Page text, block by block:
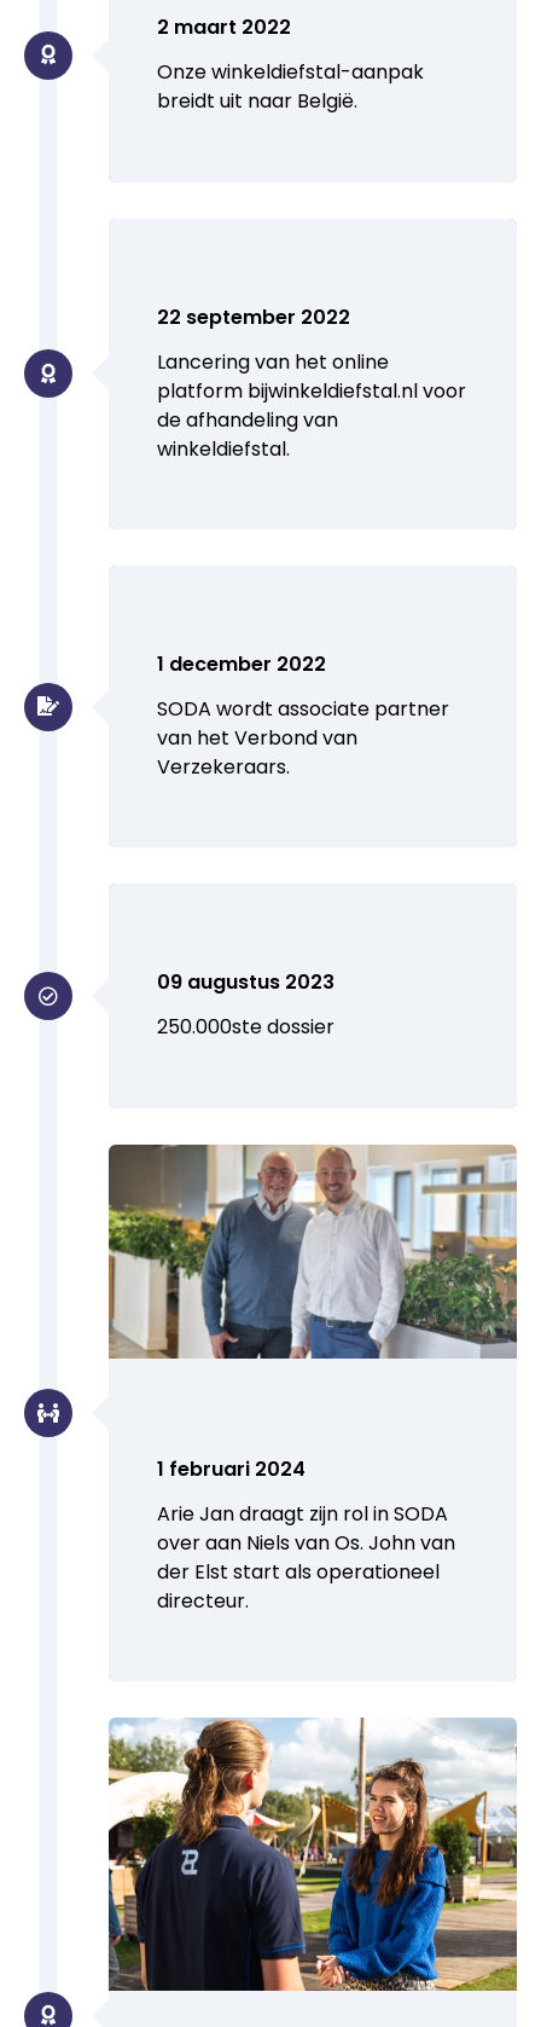
2 maart 2022
Onze winkeldiefstal-aanpak
breidt uit naar België.
22 september 2022
Lancering van het online
platform bijwinkeldiefstal.nl voor
de afhandeling van
winkeldiefstal.
1 december 2022
SODA wordt associate partner
van het Verbond van
Verzekeraars.
09 augustus 2023
250.000ste dossier
1 februari 2024
Arie Jan draagt zijn rol in SODA
over aan Niels van Os. John van
der Elst start als operationeel
directeur.